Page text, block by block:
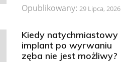
Opublikowany:29 Lipca, 2026
Kiedy natychmiastowy
implant po wyrwaniu
zęba nie jest możliwy?